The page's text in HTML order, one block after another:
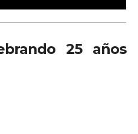
25 años